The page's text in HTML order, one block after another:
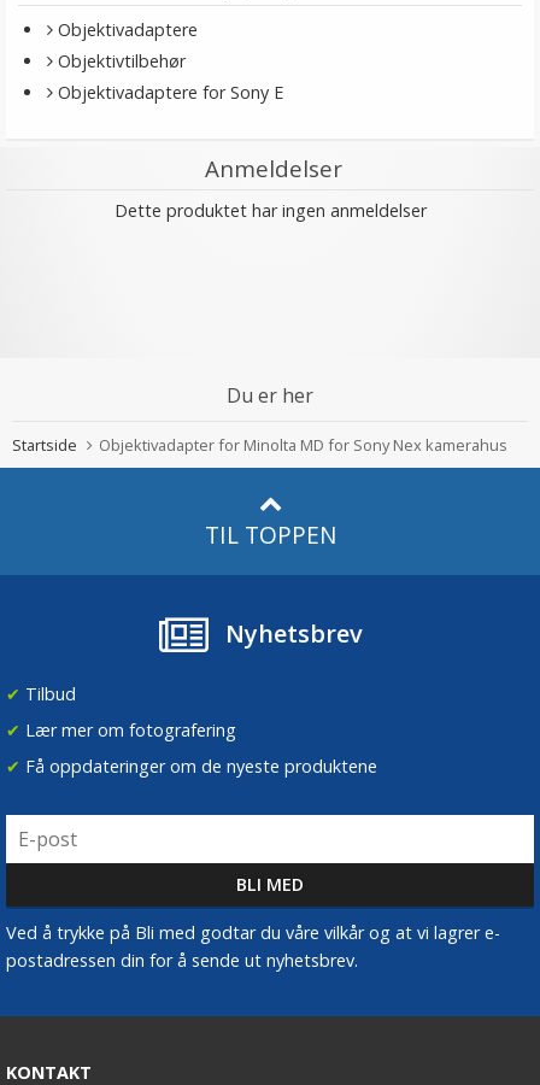
Objektivadaptere
Objektivtilbehør
Objektivadaptere for Sony E
Anmeldelser
Dette produktet har ingen anmeldelser
Du er her
Startside Objektivadapter for Minolta MD for Sony Nex kamerahus
TIL TOPPEN
Nyhetsbrev
✔ Tilbud
✔ Lær mer om fotografering
✔ Få oppdateringer om de nyeste produktene
Ved å trykke på Bli med godtar du våre vilkår og at vi lagrer e-
postadressen din for å sende ut nyhetsbrev.
KONTAKT